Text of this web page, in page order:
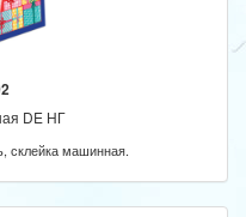
DE НГ
склейка машинная.